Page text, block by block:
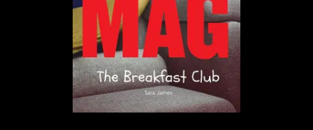
ZAPA, Koła Reżyserów SFP i Gildii Scenarzystów
Polskich, a także artyści, których znacie z okładek K
MAG-a i naszych wywiadów – Małgorzata
Szumowska, Magdalena Boczarska, Eryk Kulm Jr. i
Maria Dębska. Swoją obecność potwierdził również
Borys Szyc.